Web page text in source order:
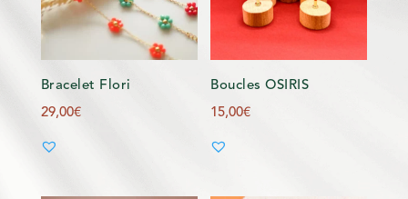
Bracelet Flori
29,00€
Boucles OSIRIS
15,00€